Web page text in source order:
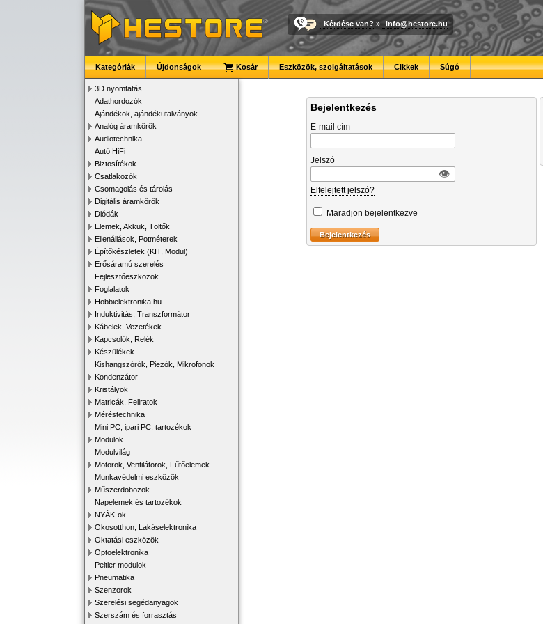
Kérdése van? » info@hestore.hu
Kategóriák Újdonságok Kosár Eszközök, szolgáltatások Cikkek Súgó
3D nyomtatás
Adathordozók
Ajándékok, ajándékutalványok
Analóg áramkörök
Audiotechnika
Autó HiFi
Biztosítékok
Csatlakozók
Csomagolás és tárolás
Digitális áramkörök
Diódák
Elemek, Akkuk, Töltők
Ellenállások, Potméterek
Építőkészletek (KIT, Modul)
Erősáramú szerelés
Fejlesztőeszközök
Foglalatok
Hobbielektronika.hu
Induktivitás, Transzformátor
Kábelek, Vezetékek
Kapcsolók, Relék
Készülékek
Kishangszórók, Piezók, Mikrofonok
Kondenzátor
Kristályok
Matricák, Feliratok
Méréstechnika
Mini PC, ipari PC, tartozékok
Modulok
Modulvilág
Motorok, Ventilátorok, Fűtőelemek
Munkavédelmi eszközök
Műszerdobozok
Napelemek és tartozékok
NYÁK-ok
Okosotthon, Lakáselektronika
Oktatási eszközök
Optoelektronika
Peltier modulok
Pneumatika
Szenzorok
Szerelési segédanyagok
Szerszám és forrasztás
Bejelentkezés
E-mail cím
Jelszó
👁︎
Elfelejtett jelszó?
Maradjon bejelentkezve